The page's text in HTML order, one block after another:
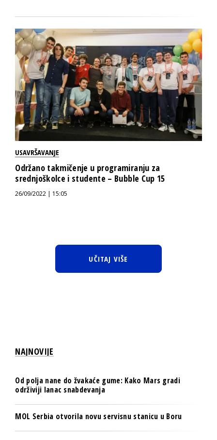
USAVRŠAVANJE
Održano takmičenje u programiranju za
srednjoškolce i studente – Bubble Cup 15
26/09/2022 | 15:05
UČITAJ VIŠE
NAJNOVIJE
Od polja nane do žvakaće gume: Kako Mars gradi
održiviji lanac snabdevanja
MOL Serbia otvorila novu servisnu stanicu u Boru